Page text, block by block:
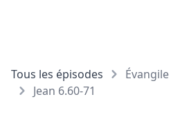
Tous les épisodes
Jean 6.60-71